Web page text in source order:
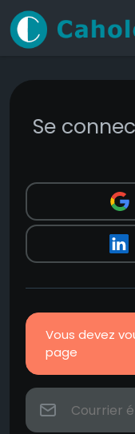
Se
Vous devez
page